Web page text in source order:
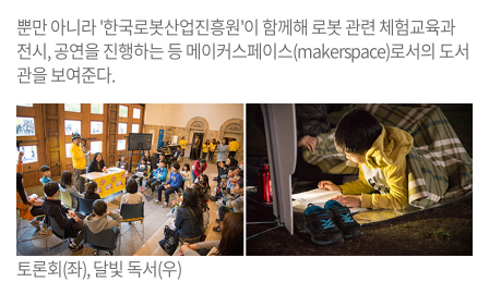
뿐만 아니라 '한국로봇산업진흥원'이 함께해 로봇 관련 체험교육과
전시, 공연을 진행하는 등 메이커스페이스(makerspace)로서의 도서
관을 보여준다.
토론회(좌), 달빛 독서(우)